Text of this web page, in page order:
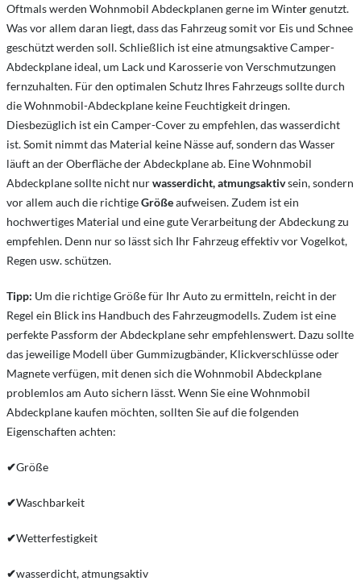
Oftmals werden Wohnmobil Abdeckplanen gerne im Wintergenutzt.
Was vor allem daran liegt, dass das Fahrzeug somit vor Eis und Schnee
geschützt werden soll. Schließlich ist eine atmungsaktive Camper-
Abdeckplane ideal, um Lack und Karosserie von Verschmutzungen
fernzuhalten. Für den optimalen Schutz Ihres Fahrzeugs sollte durch
die Wohnmobil-Abdeckplane keine Feuchtigkeit dringen.
Diesbezüglich ist ein Camper-Cover zu empfehlen, das wasserdicht
ist. Somit nimmt das Material keine Nässe auf, sondern das Wasser
läuft an der Oberfläche der Abdeckplane ab. Eine Wohnmobil
Abdeckplane sollte nicht nurwasserdicht, atmungsaktivsein, sondern
vor allem auch die richtigeGrößeaufweisen. Zudem ist ein
hochwertiges Material und eine gute Verarbeitung der Abdeckung zu
empfehlen. Denn nur so lässt sich Ihr Fahrzeug effektiv vor Vogelkot,
Regen usw. schützen.
Tipp: Um die richtige Größe für Ihr Auto zu ermitteln, reicht in der
Regel ein Blick ins Handbuch des Fahrzeugmodells. Zudem ist eine
perfekte Passform der Abdeckplane sehr empfehlenswert. Dazu sollte
das jeweilige Modell über Gummizugbänder, Klickverschlüsse oder
Magnete verfügen, mit denen sich die Wohnmobil Abdeckplane
problemlos am Auto sichern lässt. Wenn Sie eine Wohnmobil
Abdeckplane kaufen möchten, sollten Sie auf die folgenden
Eigenschaften achten:
✔Größe
✔Waschbarkeit
✔Wetterfestigkeit
✔wasserdicht, atmungsaktiv